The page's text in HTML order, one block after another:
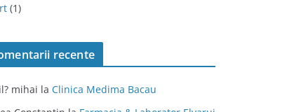
(1)
recente
mihai la Clinica Medima Bacau